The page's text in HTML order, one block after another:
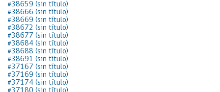
#38659 (sin título)
#38666 (sin título)
#38669 (sin título)
#38672 (sin título)
#38677 (sin título)
#38684 (sin título)
#38688 (sin título)
#38691 (sin título)
#37167 (sin título)
#37169 (sin título)
#37174 (sin título)